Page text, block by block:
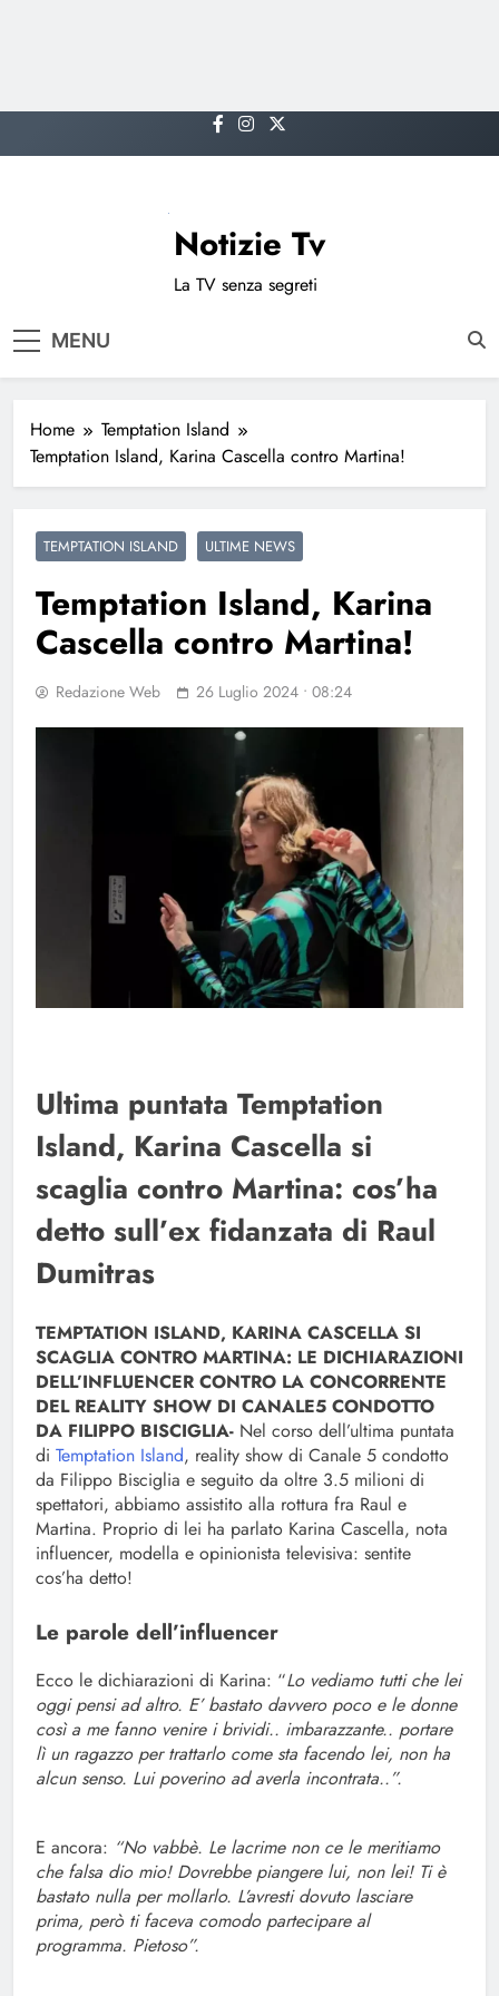
to
Notizie Tv
La TV senza segreti
MENU
Home
Temptation Island
Temptation Island, Karina Cascella contro Martina!
TEMPTATION ISLAND ULTIME NEWS
Temptation Island, Karina
Cascella contro Martina!
Redazione Web 26 Luglio 2024 • 08:24
Ultima puntata Temptation
Island, Karina Cascella si
scaglia contro Martina: cos’ha
detto sull’ex fidanzata di Raul
Dumitras
TEMPTATION ISLAND, KARINA CASCELLA SI
SCAGLIA CONTRO MARTINA: LE DICHIARAZIONI
DELL’INFLUENCER CONTRO LA CONCORRENTE
DEL REALITY SHOW DI CANALE5 CONDOTTO
DA FILIPPO BISCIGLIA- Nel corso dell’ultima puntata
di Temptation Island, reality show di Canale 5 condotto
da Filippo Bisciglia e seguito da oltre 3.5 milioni di
spettatori, abbiamo assistito alla rottura fra Raul e
Martina. Proprio di lei ha parlato Karina Cascella, nota
influencer, modella e opinionista televisiva: sentite
cos’ha detto!
Le parole dell’influencer
Ecco le dichiarazioni di Karina: “Lo vediamo tutti che lei
oggi pensi ad altro. E’ bastato davvero poco e le donne
così a me fanno venire i brividi.. imbarazzante.. portare
lì un ragazzo per trattarlo come sta facendo lei, non ha
alcun senso. Lui poverino ad averla incontrata..”.
E ancora: “No vabbè. Le lacrime non ce le meritiamo
che falsa dio mio! Dovrebbe piangere lui, non lei! Ti è
bastato nulla per mollarlo. L’avresti dovuto lasciare
prima, però ti faceva comodo partecipare al
programma. Pietoso”.